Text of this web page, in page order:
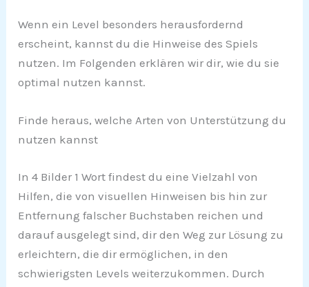
Wenn ein Level besonders herausfordernd
erscheint, kannst du die Hinweise des Spiels
nutzen. Im Folgenden erklären wir dir, wie du sie
optimal nutzen kannst.
Finde heraus, welche Arten von Unterstützung du
nutzen kannst
In 4 Bilder 1 Wort findest du eine Vielzahl von
Hilfen, die von visuellen Hinweisen bis hin zur
Entfernung falscher Buchstaben reichen und
darauf ausgelegt sind, dir den Weg zur Lösung zu
erleichtern, die dir ermöglichen, in den
schwierigsten Levels weiterzukommen. Durch